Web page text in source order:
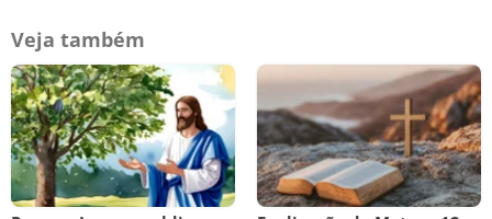
Veja também